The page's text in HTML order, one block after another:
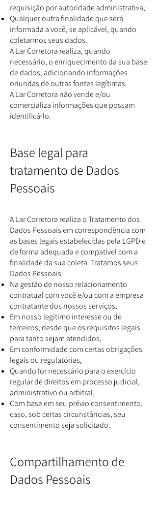
requisição por autoridade administrativa;
Qualquer outra finalidade que será
informada a você, se aplicável, quando
coletarmos seus dados.
A Lar Corretora realiza, quando
necessário, o enriquecimento da sua base
de dados, adicionando informações
oriundas de outras fontes legítimas.
A Lar Corretora não vende e/ou
comercializa informações que possam
identificá-lo.
Base legal para
tratamento de Dados
Pessoais
A Lar Corretora realiza o Tratamento dos
Dados Pessoais em correspondência com
as bases legais estabelecidas pela LGPD e
de forma adequada e compatível com a
finalidade da sua coleta. Tratamos seus
Dados Pessoais:
Na gestão de nosso relacionamento
contratual com você e/ou com a empresa
contratante dos nossos serviços,
Em nosso legítimo interesse ou de
terceiros, desde que os requisitos legais
para tanto sejam atendidos,
Em conformidade com certas obrigações
legais ou regulatórias,
Quando for necessário para o exercício
regular de direitos em processo judicial,
administrativo ou arbitral,
Com base em seu prévio consentimento,
caso, sob certas circunstâncias, seu
consentimento seja solicitado.
Compartilhamento de
Dados Pessoais